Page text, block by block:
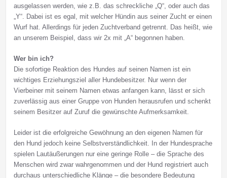
ausgelassen werden, wie z.B. das schreckliche „Q“, oder auch das
„Y“. Dabei ist es egal, mit welcher Hündin aus seiner Zucht er einen
Wurf hat. Allerdings für jeden Zuchtverband getrennt. Das heißt, wie
an unserem Beispiel, dass wir 2x mit „A“ begonnen haben.
Wer bin ich?
Die sofortige Reaktion des Hundes auf seinen Namen ist ein
wichtiges Erziehungsziel aller Hundebesitzer. Nur wenn der
Vierbeiner mit seinem Namen etwas anfangen kann, lässt er sich
zuverlässig aus einer Gruppe von Hunden herausrufen und schenkt
seinem Besitzer auf Zuruf die gewünschte Aufmerksamkeit.
Leider ist die erfolgreiche Gewöhnung an den eigenen Namen für
den Hund jedoch keine Selbstverständlichkeit. In der Hundesprache
spielen Lautäußerungen nur eine geringe Rolle – die Sprache des
Menschen wird zwar wahrgenommen und der Hund registriert auch
durchaus unterschiedliche Klänge – die besondere Bedeutung